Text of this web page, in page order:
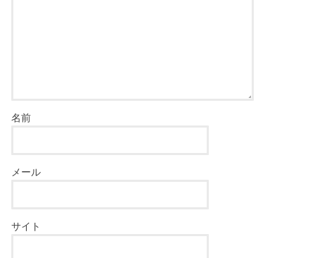
名前
メール
サイト